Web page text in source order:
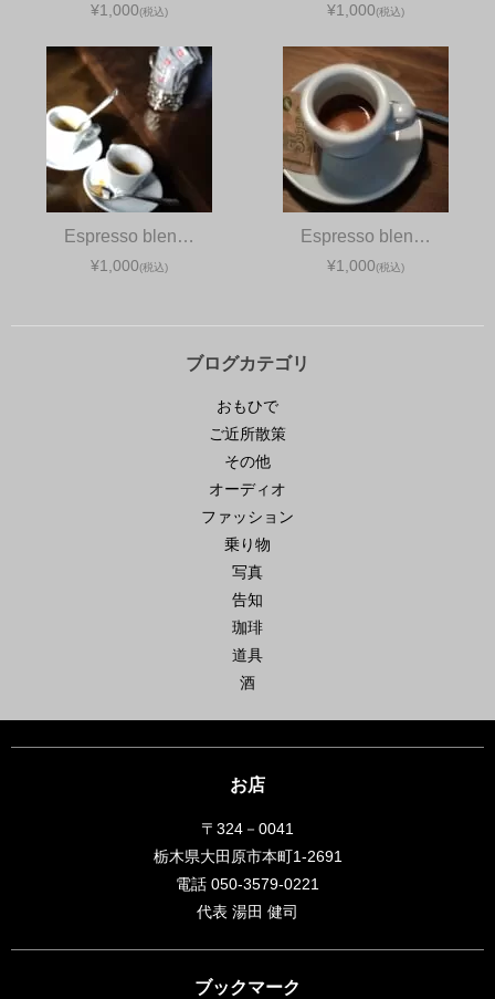
¥1,000(税込) ¥1,000(税込)
Espresso blen…
¥1,000(税込)
Espresso blen…
¥1,000(税込)
ブログカテゴリ
おもひで
ご近所散策
その他
オーディオ
ファッション
乗り物
写真
告知
珈琲
道具
酒
お店
〒324－0041
栃木県大田原市本町1-2691
電話 050-3579-0221
代表 湯田 健司
ブックマーク